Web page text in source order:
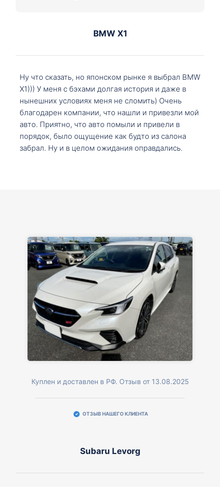
BMW X1
Ну что сказать, но японском рынке я выбрал BMW
X1))) У меня с бэхами долгая история и даже в
нынешних условиях меня не сломить) Очень
благодарен компании, что нашли и привезли мой
авто. Приятно, что авто помыли и привели в
порядок, было ощущение как будто из салона
забрал. Ну и в целом ожидания оправдались.
Куплен и доставлен в РФ. Отзыв от 13.08.2025
ОТЗЫВ НАШЕГО КЛИЕНТА
Subaru Levorg